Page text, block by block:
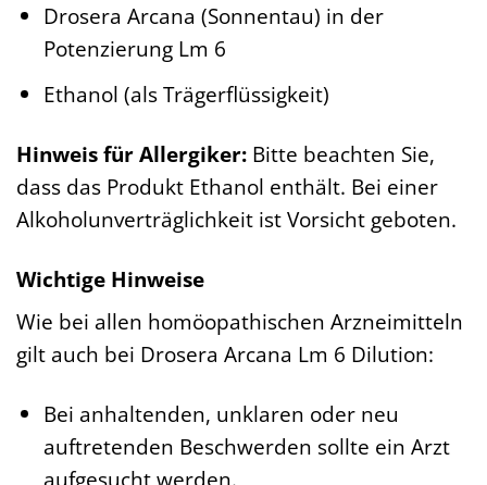
Drosera Arcana (Sonnentau) in der
Potenzierung Lm 6
Ethanol (als Trägerflüssigkeit)
Hinweis für Allergiker: Bitte beachten Sie,
dass das Produkt Ethanol enthält. Bei einer
Alkoholunverträglichkeit ist Vorsicht geboten.
Wichtige Hinweise
Wie bei allen homöopathischen Arzneimitteln
gilt auch bei Drosera Arcana Lm 6 Dilution:
Bei anhaltenden, unklaren oder neu
auftretenden Beschwerden sollte ein Arzt